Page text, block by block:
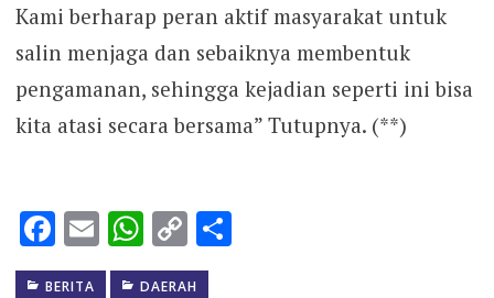
Kami berharap peran aktif masyarakat untuk
salin menjaga dan sebaiknya membentuk
pengamanan, sehingga kejadian seperti ini bisa
kita atasi secara bersama” Tutupnya. (**)
Facebook
EmailWhatsApp
Copy
Link
Share
BERITA DAERAH